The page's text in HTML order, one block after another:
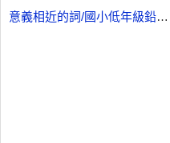
意義相近的詞/國小低年級鉛筆書寫系列